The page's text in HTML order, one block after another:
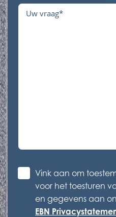
Geen
titel
Toestemming
Vink aan om
voor het toesturen
en gegevens aan
EBN